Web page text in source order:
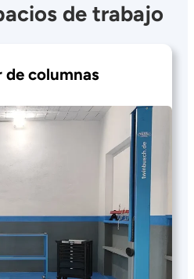
de trabajo
de columnas